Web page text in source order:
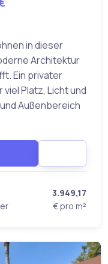
in dieser
Architektur
Ein privater
Platz, Licht und
Außenbereich
3.949,17
€ pro m²